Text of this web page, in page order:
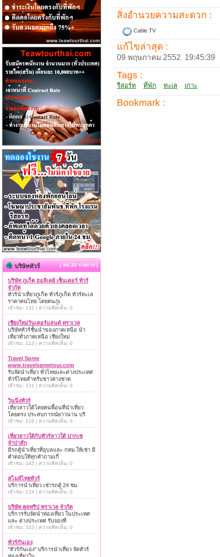
สิ่งอำนวยความสะดวก :
Cable TV
แก้ไขล่าสุด :
09 พฤษภาคม 2552 19:45:39
Tags :
รีสอร์ท ที่พัก ทะเล เกาะ
Bookmark :
บริษัททัวร์ { พบ 33 รายการ }
บริษัท ภูเก็ต ฮอลิเดย์ เซ็นเตอร์ ทัวร์
จำกัด
ทัวร์นำเที่ยวภูเก็ต ทัวร์ภูเก็ต ทัวร์ทะเล
ราคาคนไทย โดยคนภูเ
เข้าชม: 132 | ความคิดเห็น: 0
เชียงใหม่วันเดอร์แลนด์ ทราเวล
บริษัททัวร์ชั้นนำของภาคเหนือ นำ
เที่ยวทั่วภาคเหนือ เชียงใหม่
เข้าชม: 113 | ความคิดเห็น: 0
Travel Spree
www.travelspreetour.com
รับจัดนำเที่ยว ทั่วไทยและต่างประเทศ
ทัวร์ไทยสำหรับชาวต่างชาต
เข้าชม: 131 | ความคิดเห็น: 0
วินนิ่งทัวร์
เที่ยวลาวใต้โดยคนพื้อนที่นำเที่ยว
โดยตรง ประสบการณ์ยาวนาน บริ
เข้าชม: 116 | ความคิดเห็น: 0
เที่ยวลาวใต้กับทัวร์ลาวใต้ ปากเซ
จำปาสัก
มีรถตู้นำเที่ยวที่อุบลและ กทม.ให้เช่า มี
คำตอบให้ทุกคำถามเกี่
เข้าชม: 145 | ความคิดเห็น: 0
สไมล์ไทยทัวร์
บริการนำเที่ยว เช่ารถตู้ 24 ชม.
เข้าชม: 124 | ความคิดเห็น: 0
บริษัท คูลทริป ทราเวล จำกัด
บริการรับจัดนำท่องเที่ยว ในประเทศ
และ ต่างประเทศ รับจองที่
เข้าชม: 103 | ความคิดเห็น: 0
ทัวร์กันเอง
"ทัวร์กันเอง" บริการนำเที่ยว จัดทัวร์